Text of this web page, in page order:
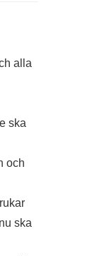
alla
ska
och
ska